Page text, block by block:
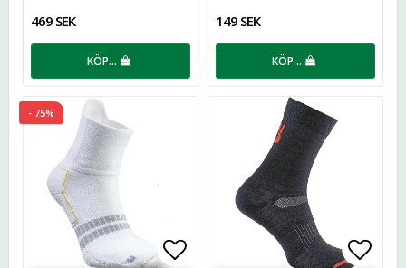
469 SEK
KÖP…
149 SEK
KÖP…
- 75%